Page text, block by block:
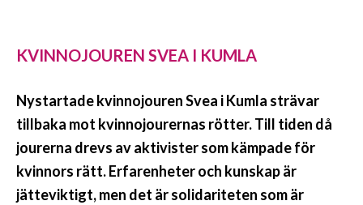
KVINNOJOUREN SVEA I KUMLA
Nystartade kvinnojouren Svea i Kumla strävar
tillbaka mot kvinnojourernas rötter. Till tiden då
jourerna drevs av aktivister som kämpade för
kvinnors rätt. Erfarenheter och kunskap är
jätteviktigt, men det är solidariteten som är